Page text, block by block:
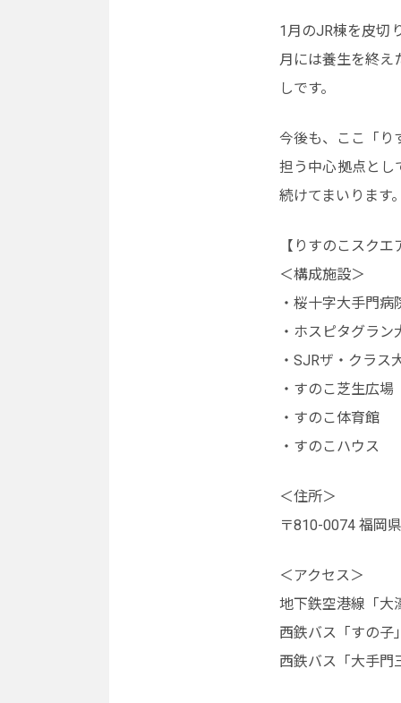
1月のJR棟を皮切
月には養生を終え
しです。
今後も、ここ「り
担う中心拠点とし
続けてまいります。
【りすのこスクエ
＜構成施設＞
・桜十字大手門病
・ホスピタグラン
・SJRザ・クラス
・すのこ芝生広場
・すのこ体育館
・すのこハウス
＜住所＞
〒810-0074 福岡
＜アクセス＞
地下鉄空港線「大
西鉄バス「すの子
西鉄バス「大手門